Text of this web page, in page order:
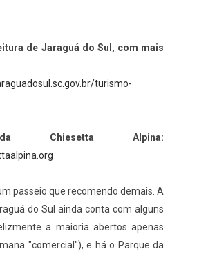
de Jaraguá do Sul, com mais
turismo-
Chiesetta Alpina:
passeio que recomendo demais. A
do Sul ainda conta com alguns
a maioria abertos apenas
"comercial"), e há o Parque da